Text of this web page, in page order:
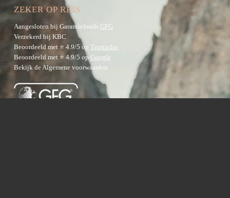
ZEKER OP REIS
Aangesloten bij Garantiefonds GFG
Verzekerd bij KBC
Beoordeeld met ⭐ 4.9/5 op Trustpilot
Beoordeeld met ⭐ 4.9/5 op Google
Bekijk de Algemene voorwaarden